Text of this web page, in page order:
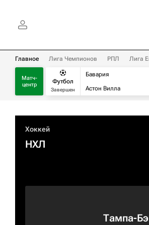
Главное Лига Чемпионов РПЛ Лига
Матч-
центр
Футбол
Завершен
Бавария
Астон Вилла
Хоккей
НХЛ
Тампа-